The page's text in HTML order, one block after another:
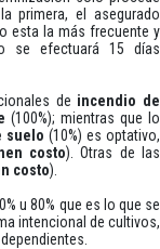
primera, el asegurado
esta la más frecuente y
se efectuará 15 días
de incendio de
(100%); mientras que lo
suelo (10%) es optativo,
costo). Otras de las
costo).
u 80% que es lo que se
intencional de cultivos,